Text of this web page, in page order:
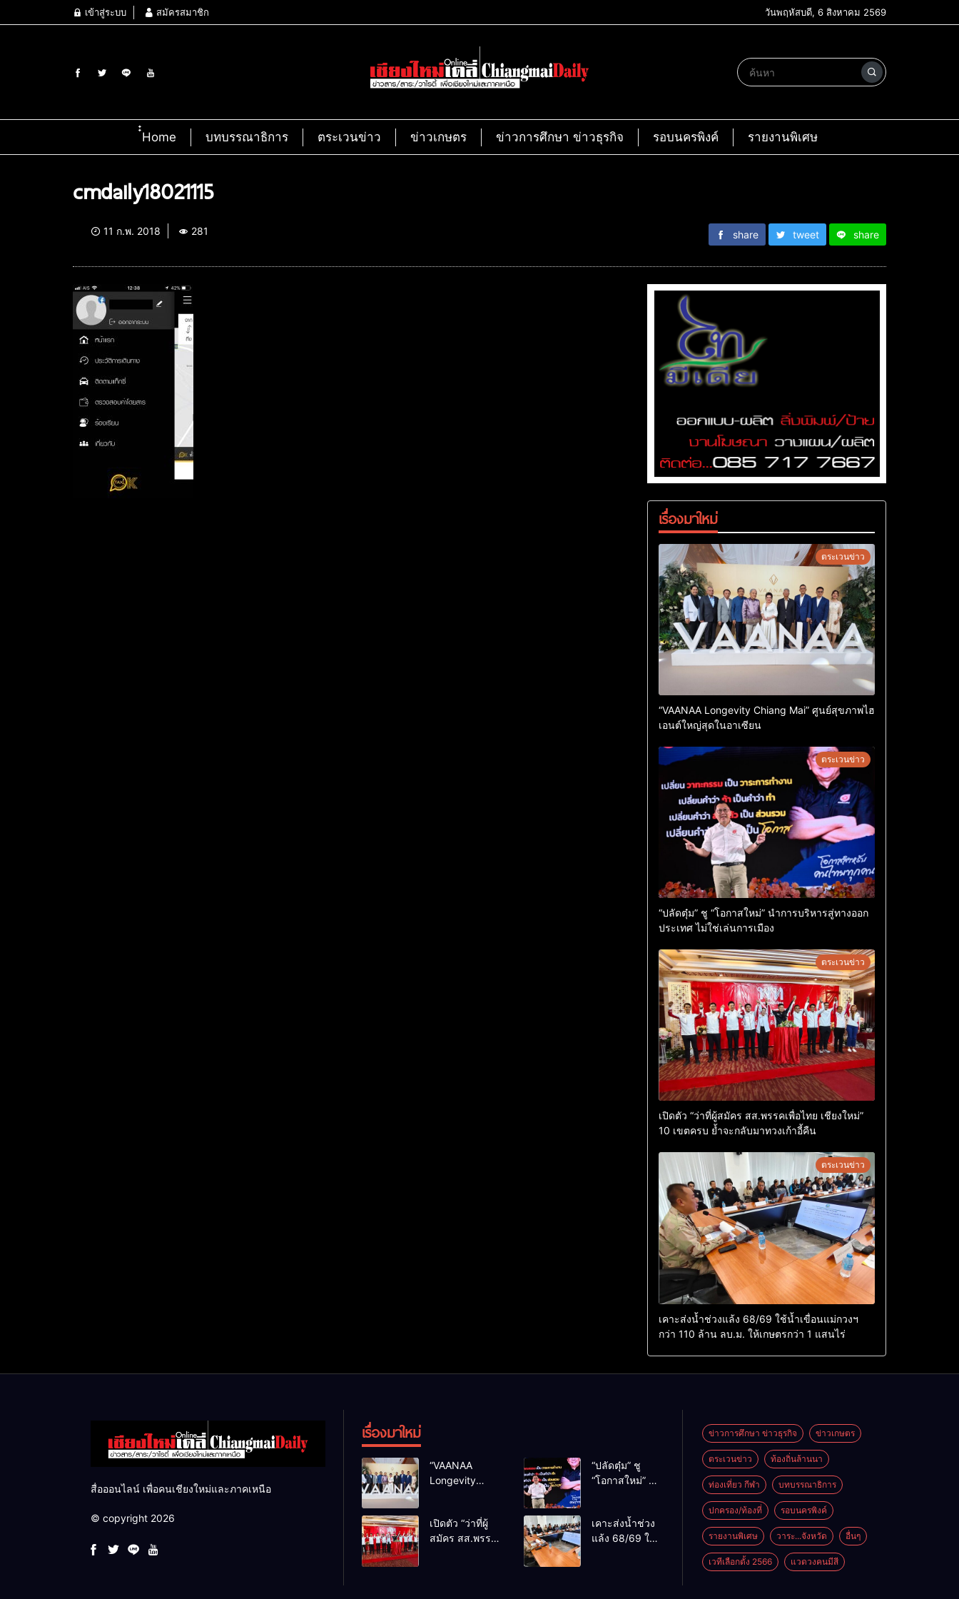
เข้าสู่ระบบ สมัครสมาชิก วันพฤหัสบดี, 6 สิงหาคม 2569
๋๋Home บทบรรณาธิการ ตระเวนข่าว ข่าวเกษตร ข่าวการศึกษา ข่าวธุรกิจ รอบนครพิงค์ รายงานพิเศษ
cmdaily18021115
11 ก.พ. 2018 281 share tweet share
เรื่องมาใหม่
ตระเวนข่าว
“VAANAA Longevity Chiang Mai” ศูนย์สุขภาพไฮ
เอนต์ใหญ่สุดในอาเซียน
ตระเวนข่าว
“ปลัดตุ๋ม” ชู “โอกาสใหม่” นำการบริหารสู่ทางออก
ประเทศ ไม่ใช่เล่นการเมือง
ตระเวนข่าว
เปิดตัว “ว่าที่ผู้สมัคร สส.พรรคเพื่อไทย เชียงใหม่”
10 เขตครบ ย้ำจะกลับมาทวงเก้าอี้คืน
ตระเวนข่าว
เคาะส่งน้ำช่วงแล้ง 68/69 ใช้น้ำเขื่อนแม่กวงฯ
กว่า 110 ล้าน ลบ.ม. ให้เกษตรกว่า 1 แสนไร่
สื่อออนไลน์ เพื่อคนเชียงใหม่และภาคเหนือ
© copyright 2026
เรื่องมาใหม่
“VAANAA
Longevity
เอนต์ใหญ่สุดใน
อาเซียน
“ปลัดตุ๋ม” ชู
“โอกาสใหม่” นำ
ไม่ใช่เล่น
การเมือง
เปิดตัว “ว่าที่ผู้
สมัคร สส.พรรค
เคาะส่งน้ำช่วง
แล้ง 68/69 ใช้
ข่าวการศึกษา ข่าวธุรกิจ ข่าวเกษตร
ตระเวนข่าว ท้องถิ่นล้านนา
ท่องเที่ยว กีฬา บทบรรณาธิการ
ปกครอง/ท้องที่ รอบนครพิงค์
รายงานพิเศษ วาระ...จังหวัด อื่นๆ
เวทีเลือกตั้ง 2566 แวดวงคนมีสี